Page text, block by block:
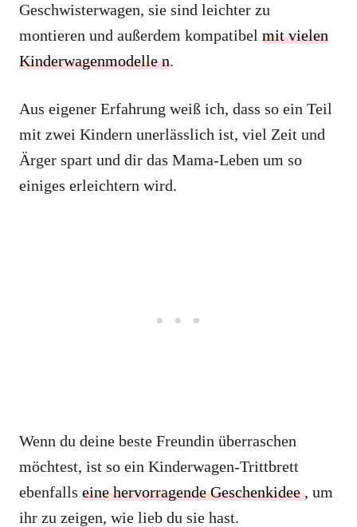
Geschwisterwagen, sie sind leichter zu
montieren und außerdem kompatibel mit vielen
Kinderwagenmodelle n.
Aus eigener Erfahrung weiß ich, dass so ein Teil
mit zwei Kindern unerlässlich ist, viel Zeit und
Ärger spart und dir das Mama-Leben um so
einiges erleichtern wird.
Wenn du deine beste Freundin überraschen
möchtest, ist so ein Kinderwagen-Trittbrett
ebenfalls eine hervorragende Geschenkidee, um
ihr zu zeigen, wie lieb du sie hast.